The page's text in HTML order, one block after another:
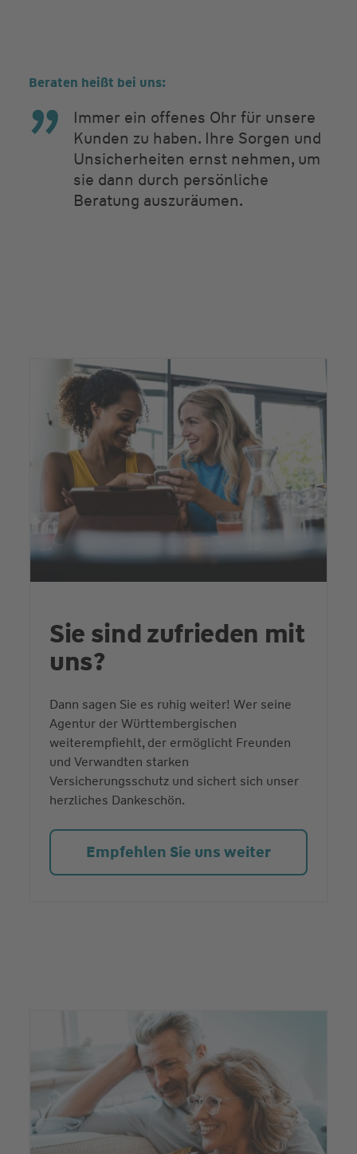
Beraten heißt bei uns:
Immer ein offenes Ohr für unsere
Kunden zu haben. Ihre Sorgen und
Unsicherheiten ernst nehmen, um
sie dann durch persönliche
Beratung auszuräumen.
Sie sind zufrieden mit
uns?
Dann sagen Sie es ruhig weiter! Wer seine
Agentur der Württembergischen
weiterempfiehlt, der ermöglicht Freunden
und Verwandten starken
Versicherungsschutz und sichert sich unser
herzliches Dankeschön.
Empfehlen Sie uns weiter